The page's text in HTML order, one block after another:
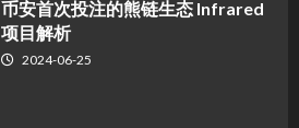
币安首次投注的熊链生态 Infrared
项目解析
2024-06-25